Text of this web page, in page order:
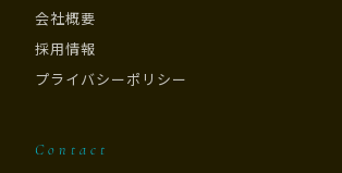
会社概要
採用情報
プライバシーポリシー
Contact